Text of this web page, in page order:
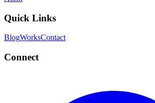
Quick Links
BlogWorksContact
Connect